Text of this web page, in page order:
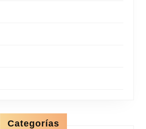
Categorías